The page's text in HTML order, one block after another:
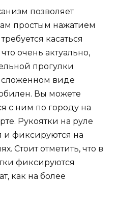
позволяет
простым нажатием
касаться
очень актуально,
прогулки
сложенном виде
Вы можете
с ним по городу на
Рукоятки на руле
и фиксируются на
Стоит отметить, что в
фиксируются
как на более